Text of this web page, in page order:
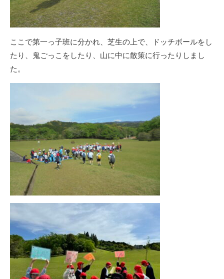
ここで第一っ子班に分かれ、芝生の上で、ドッチボールをし
たり、鬼ごっこをしたり、山に中に散策に行ったりしまし
た。